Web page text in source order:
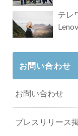
テレ
お問い合わせ
お問い合わせ
プレスリリース